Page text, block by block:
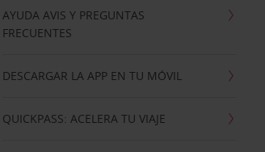
AYUDA AVIS Y PREGUNTAS
FRECUENTES
DESCARGAR LA APP EN TU MÓVIL
QUICKPASS: ACELERA TU VIAJE